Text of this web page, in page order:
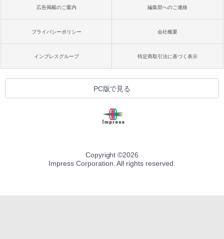
広告掲載のご案内 編集部へのご連絡
プライバシーポリシー 会社概要
インプレスグループ 特定商取引法に基づく表示
PC版で見る
Copyright ©2026
Impress Corporation. All rights reserved.